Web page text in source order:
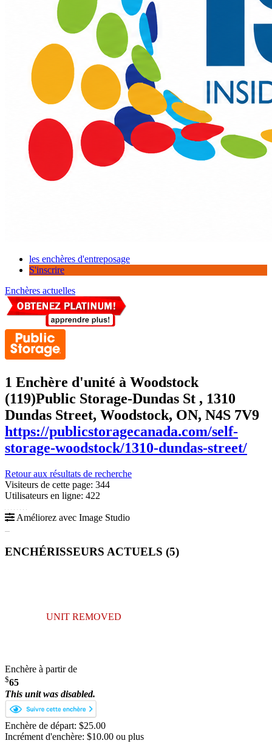
les enchères d'entreposage
S'inscrire
Enchères actuelles
1 Enchère d'unité à Woodstock
(119)Public Storage-Dundas St , 1310
Dundas Street, Woodstock, ON, N4S 7V9
https://publicstoragecanada.com/self-
storage-woodstock/1310-dundas-street/
Retour aux résultats de recherche
Visiteurs de cette page: 344
Utilisateurs en ligne: 422
Améliorez avec Image Studio
ENCHÉRISSEURS ACTUELS (5)
UNIT REMOVED
Enchère à partir de
$65
This unit was disabled.
Enchère de départ: $25.00
Incrément d'enchère: $10.00 ou plus